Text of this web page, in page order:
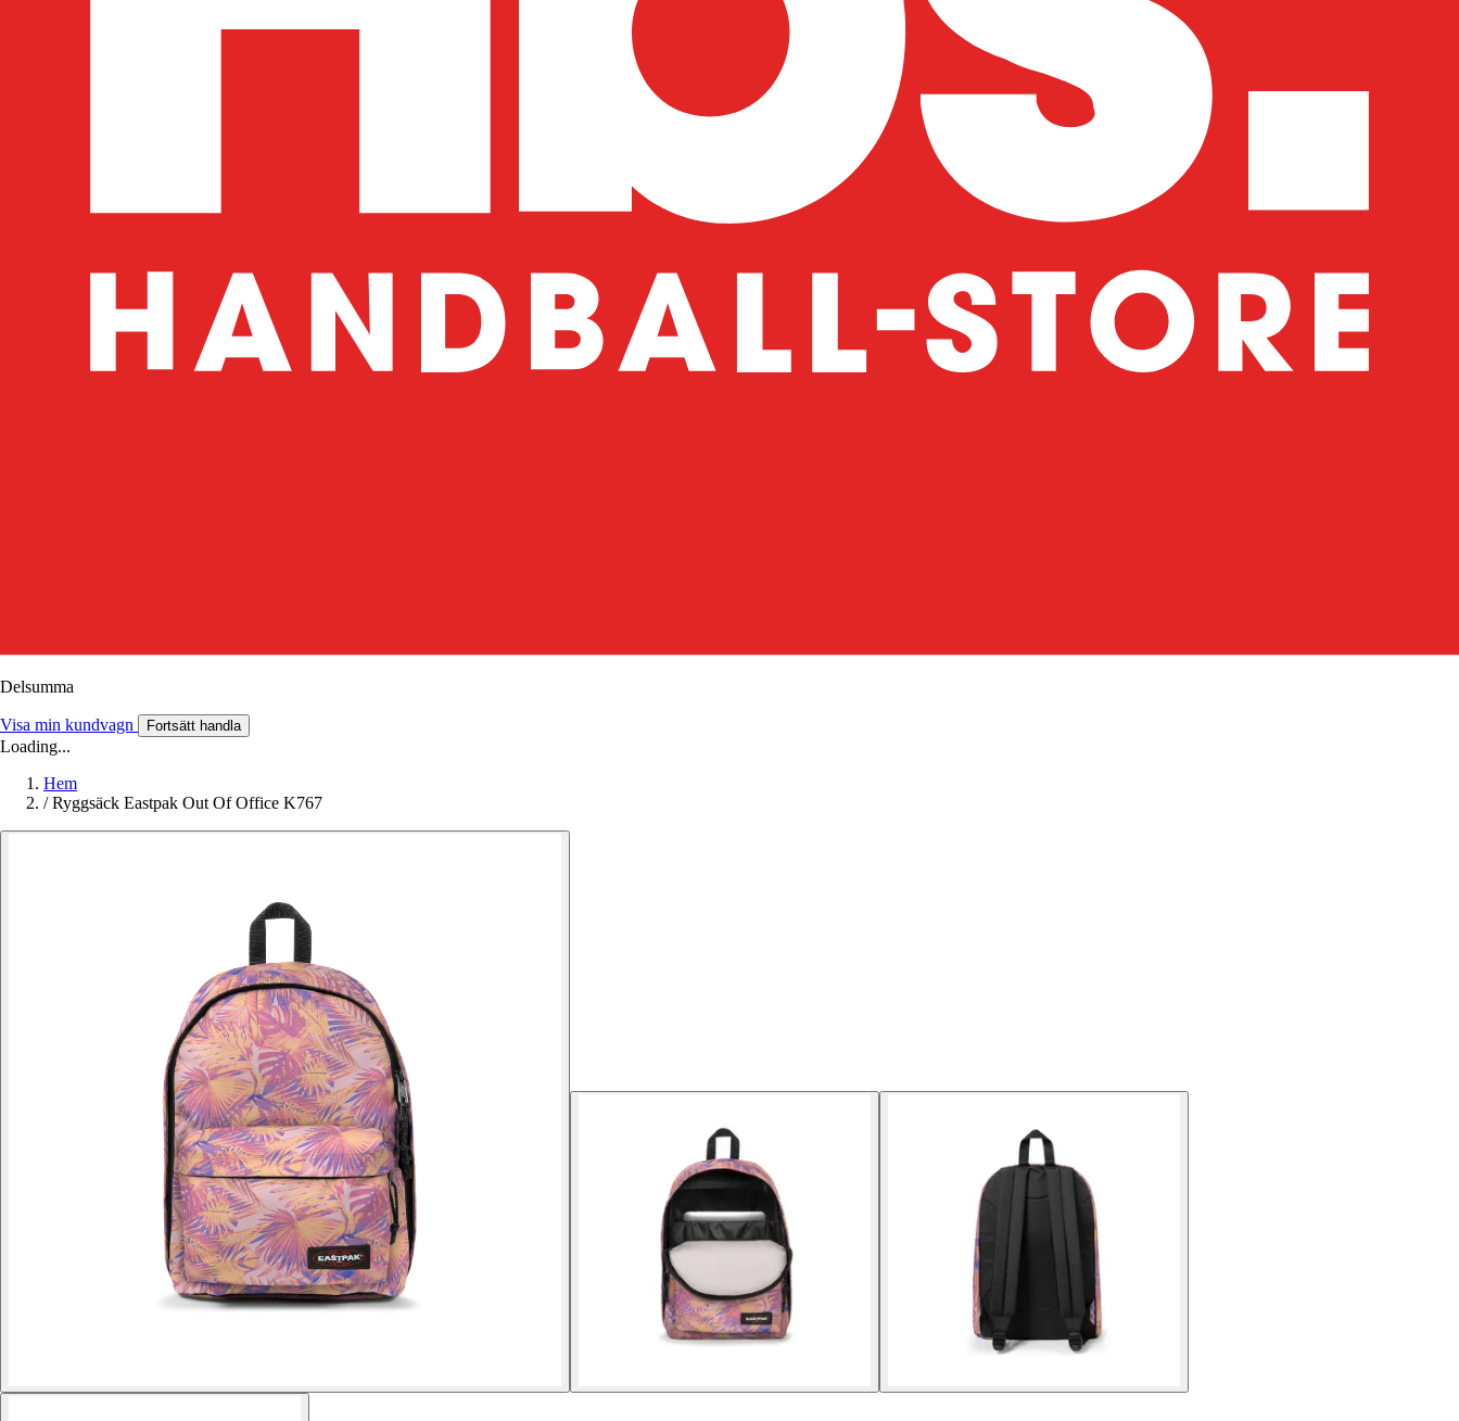
Delsumma
Visa min kundvagn Fortsätt handla
Loading...
Hem
/ Ryggsäck Eastpak Out Of Office K767